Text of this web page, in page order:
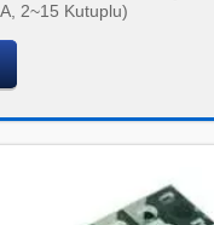
2~15 Kutuplu)